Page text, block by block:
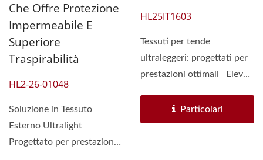
Che Offre Protezione
Impermeabile E
Superiore
Traspirabilità
HL2-26-01048
Soluzione in Tessuto
Esterno Ultralight
Progettato per prestazioni
HL25IT1603
Tessuti per tende
ultraleggeri: progettati per
prestazioni ottimali Eleva
Particolari